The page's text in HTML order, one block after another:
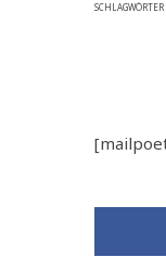
SCHLAGWÖRTER